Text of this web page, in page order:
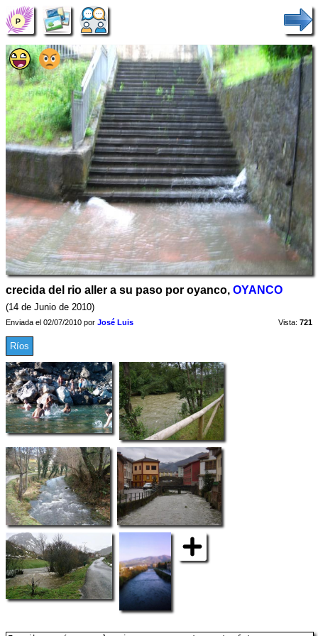
crecida del rio aller a su paso por oyanco, OYANCO
(14 de Junio de 2010)
Enviada el 02/07/2010 por José Luis Vista: 721
Ríos